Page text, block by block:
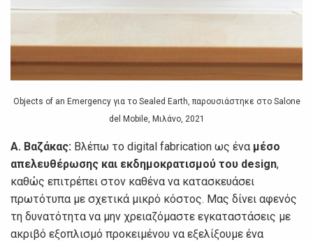
Objects of an Emergency για το Sealed Earth, παρουσιάστηκε στο Salone
del Mobile, Μιλάνο, 2021
Α. Βαζάκας: Βλέπω το digital fabrication ως ένα μέσο
απελευθέρωσης και εκδημοκρατισμού του design,
καθώς επιτρέπει στον καθένα να κατασκευάσει
πρωτότυπα με σχετικά μικρό κόστος. Μας δίνει αφενός
τη δυνατότητα να μην χρειαζόμαστε εγκαταστάσεις με
ακριβό εξοπλισμό προκειμένου να εξελίξουμε ένα